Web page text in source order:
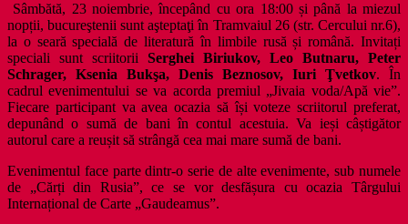
Sâmbătă, 23 noiembrie, începând cu ora 18:00 și până la miezul
nopții, bucureştenii sunt aşteptaţi în Tramvaiul 26 (str. Cercului nr.6),
la o seară specială de literatură în limbile rusă și română. Invitați
speciali sunt scriitorii Serghei Biriukov, Leo Butnaru, Peter
Schrager, Ksenia Bukşa, Denis Beznosov, Iuri Ţvetkov. În
cadrul evenimentului se va acorda premiul „Jivaia voda/Apă vie”.
Fiecare participant va avea ocazia să își voteze scriitorul preferat,
depunând o sumă de bani în contul acestuia. Va ieși câștigător
autorul care a reușit să strângă cea mai mare sumă de bani.
Evenimentul face parte dintr-o serie de alte evenimente, sub numele
de „Cărți din Rusia”, ce se vor desfășura cu ocazia Târgului
Internațional de Carte „Gaudeamus”.